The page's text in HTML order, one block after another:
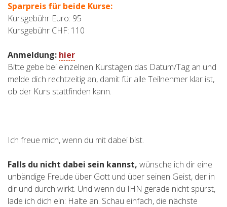
Sparpreis für beide Kurse:
Kursgebühr Euro: 95
Kursgebühr CHF: 110
Anmeldung: hier
Bitte gebe bei einzelnen Kurstagen das Datum/Tag an und
melde dich rechtzeitig an, damit für alle Teilnehmer klar ist,
ob der Kurs stattfinden kann.
Ich freue mich, wenn du mit dabei bist.
Falls du nicht dabei sein kannst, wünsche ich dir eine
unbändige Freude über Gott und über seinen Geist, der in
dir und durch wirkt. Und wenn du IHN gerade nicht spürst,
lade ich dich ein: Halte an. Schau einfach, die nächste